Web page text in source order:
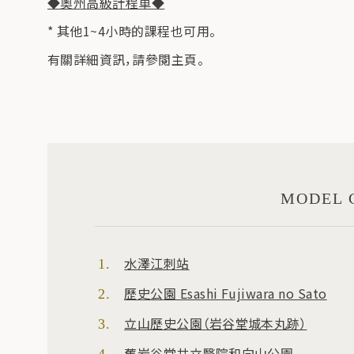
* 其他1~4小時的課程也可用。
有關詳細資訊，請參閱主頁。
MODEL
水澤江刺站
歷史公園 Esashi Fujiwara no Sato
立山歷史公園（岩谷堂城本丸跡）